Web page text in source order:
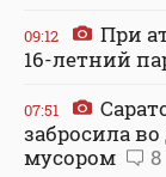
09:12
При
16-летний
07:51
забросила
мусором
8